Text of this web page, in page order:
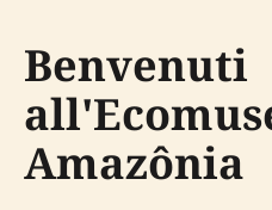
Benvenuti
Amazônia